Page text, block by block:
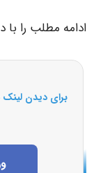
ادامه مطلب را با
برای دیدن لینک